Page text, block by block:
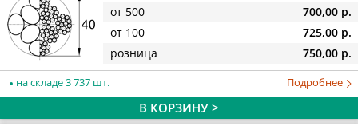
от 500
700,00 р.
от 100
725,00 р.
розница
750,00 р.
на складе 3 737 шт. Подробнее
В КОРЗИНУ >